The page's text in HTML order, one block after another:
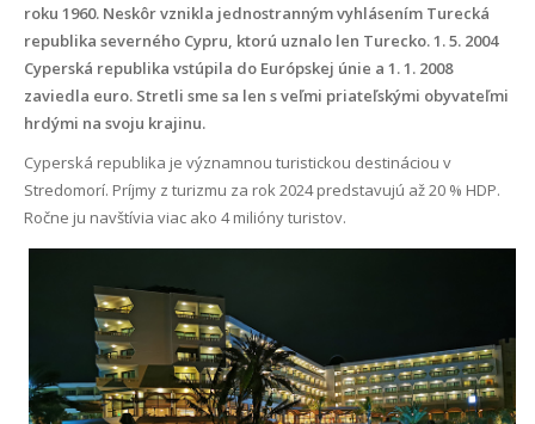
roku 1960. Neskôr vznikla jednostranným vyhlásením Turecká
republika severného Cypru, ktorú uznalo len Turecko. 1. 5. 2004
Cyperská republika vstúpila do Európskej únie a 1. 1. 2008
zaviedla euro. Stretli sme sa len s veľmi priateľskými obyvateľmi
hrdými na svoju krajinu.
Cyperská republika je významnou turistickou destináciou v
Stredomorí. Príjmy z turizmu za rok 2024 predstavujú až 20 % HDP.
Ročne ju navštívia viac ako 4 milióny turistov.